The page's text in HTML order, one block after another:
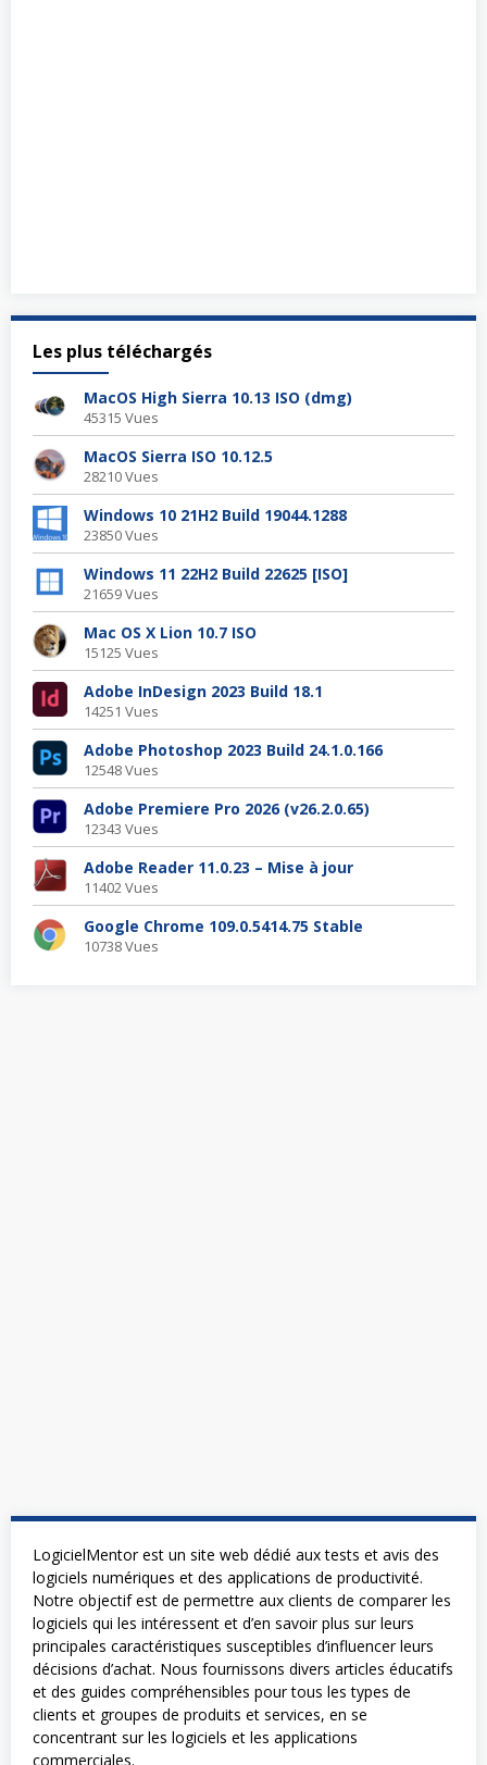
Les plus téléchargés
MacOS High Sierra 10.13 ISO (dmg)
45315 Vues
MacOS Sierra ISO 10.12.5
28210 Vues
Windows 10 21H2 Build 19044.1288
23850 Vues
Windows 11 22H2 Build 22625 [ISO]
21659 Vues
Mac OS X Lion 10.7 ISO
15125 Vues
Adobe InDesign 2023 Build 18.1
14251 Vues
Adobe Photoshop 2023 Build 24.1.0.166
12548 Vues
Adobe Premiere Pro 2026 (v26.2.0.65)
12343 Vues
Adobe Reader 11.0.23 – Mise à jour
11402 Vues
Google Chrome 109.0.5414.75 Stable
10738 Vues
LogicielMentor est un site web dédié aux tests et avis des
logiciels numériques et des applications de productivité.
Notre objectif est de permettre aux clients de comparer les
logiciels qui les intéressent et d’en savoir plus sur leurs
principales caractéristiques susceptibles d’influencer leurs
décisions d’achat. Nous fournissons divers articles éducatifs
et des guides compréhensibles pour tous les types de
clients et groupes de produits et services, en se
concentrant sur les logiciels et les applications
commerciales.